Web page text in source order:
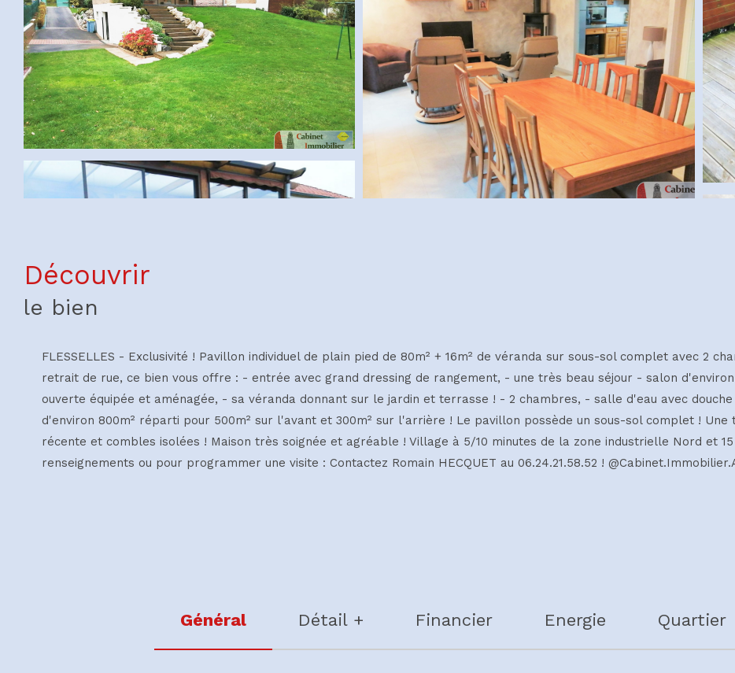
découvrir
le bien
FLESSELLES - Exclusivité ! Pavillon individuel de plain pied de 80m² + 16m² de véranda sur sous-sol complet avec 2
retrait de rue, ce bien vous offre : - entrée avec grand dressing de rangement, - une très beau séjour - salon
ouverte équipée et aménagée, - sa véranda donnant sur le jardin et terrasse ! - 2 chambres, - salle d'eau avec
d'environ 800m² réparti pour 500m² sur l'avant et 300m² sur l'arrière ! Le pavillon possède un sous-sol complet ! Une
récente et combles isolées ! Maison très soignée et agréable ! Village à 5/10 minutes de la zone industrielle Nord et
renseignements ou pour programmer une visite : Contactez Romain HECQUET au 06.24.21.58.52 !
Général Détail + Financier Energie Quartier